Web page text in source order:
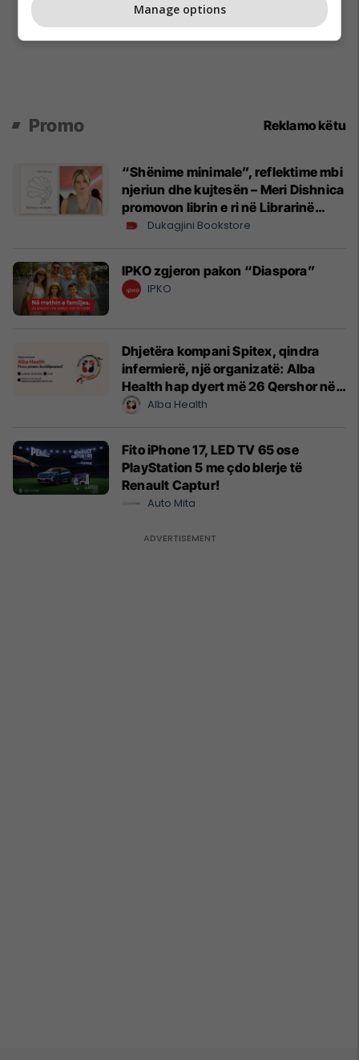
Promo Reklamo këtu
“Shënime minimale”, reflektime mbi
njeriun dhe kujtesën – Meri Dishnica
promovon librin e ri në Librarinë
Dukagjini
Dukagjini Bookstore
IPKO zgjeron pakon “Diaspora”
IPKO
Dhjetëra kompani Spitex, qindra
infermierë, një organizatë: Alba
Health hap dyert më 26 Qershor në
CyrihAlba Health
Fito iPhone 17, LED TV 65 ose
PlayStation 5 me çdo blerje të
Renault Captur!
Auto Mita
Manage options